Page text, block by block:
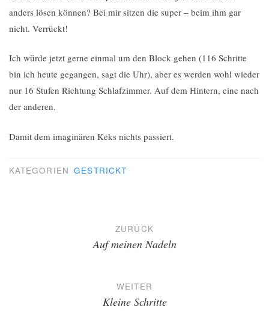
anders lösen können? Bei mir sitzen die super – beim ihm gar
nicht. Verrückt!
Ich würde jetzt gerne einmal um den Block gehen (116 Schritte
bin ich heute gegangen, sagt die Uhr), aber es werden wohl wieder
nur 16 Stufen Richtung Schlafzimmer. Auf dem Hintern, eine nach
der anderen.
Damit dem imaginären Keks nichts passiert.
KATEGORIEN GESTRICKT
Beitragsnavigation
ZURÜCK
Auf meinen Nadeln
WEITER
Kleine Schritte